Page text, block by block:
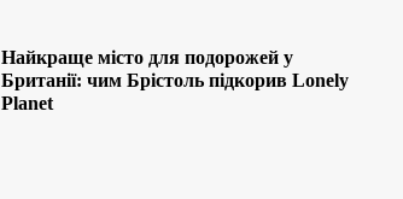
Найкраще місто для подорожей у
Британії: чим Брістоль підкорив Lonely
Planet